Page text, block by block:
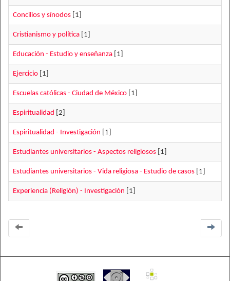
Concilios y sínodos [1]
Cristianismo y política [1]
Educación - Estudio y enseñanza [1]
Ejercicio [1]
Escuelas católicas - Ciudad de México [1]
Espiritualidad [2]
Espiritualidad - Investigación [1]
Estudiantes universitarios - Aspectos religiosos [1]
Estudiantes universitarios - Vida religiosa - Estudio de casos [1]
Experiencia (Religión) - Investigación [1]